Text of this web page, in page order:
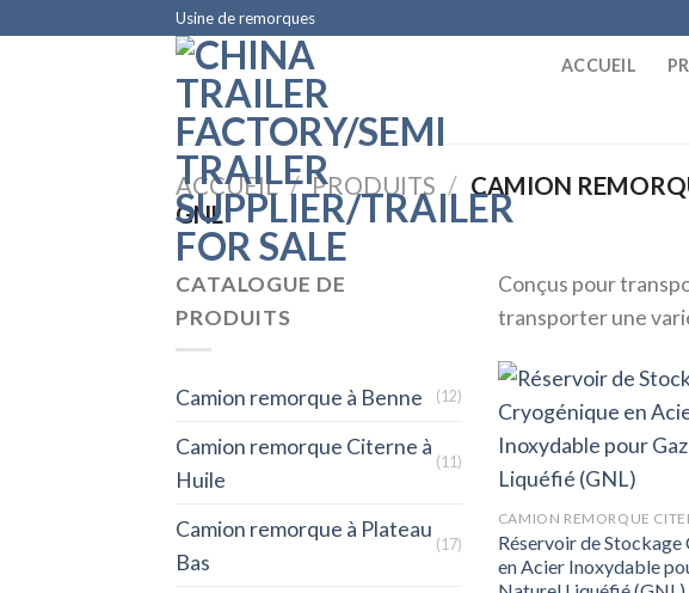
Usine de remorques
ACCUEIL
ACCUEIL / PRODUITS / CAMION
GNL
CATALOGUE DE
PRODUITS
Camion remorque à Benne (12)
Camion remorque Citerne à
Huile
(11)
Camion remorque à Plateau
Bas
(17)
Conçus pour
transporter une
CAMION REMORQUE
Réservoir de Stockage
en Acier Inoxydable